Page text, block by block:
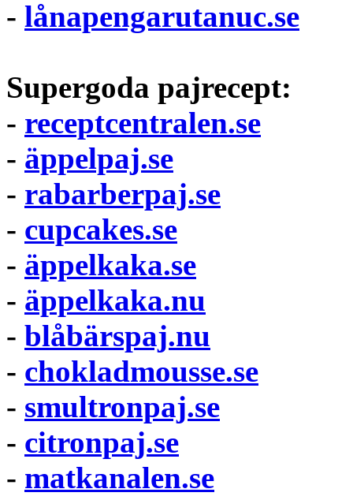
- lånapengarutanuc.se
Supergoda pajrecept:
- receptcentralen.se
- äppelpaj.se
- rabarberpaj.se
- cupcakes.se
- äppelkaka.se
- äppelkaka.nu
- blåbärspaj.nu
- chokladmousse.se
- smultronpaj.se
- citronpaj.se
- matkanalen.se